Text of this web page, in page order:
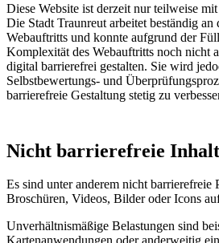
Diese Website ist derzeit nur teilweise
Die Stadt Traunreut arbeitet beständig an
Webauftritts und konnte aufgrund der
Komplexität des Webauftritts noch nicht
digital barrierefrei gestalten. Sie wird
Selbstbewertungs- und
barrierefreie Gestaltung stetig zu
Nicht barrierefreie
Es sind unter anderem nicht barrierefreie
Broschüren, Videos, Bilder oder Icons
Unverhältnismäßige Belastungen sind